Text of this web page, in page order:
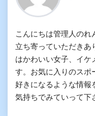
こんにちは管理人のれ
立ち寄っていただきあ
はかわいい女子、イケ
す。お気に入りのスポ
好きになるような情報
気持ちでみていって下